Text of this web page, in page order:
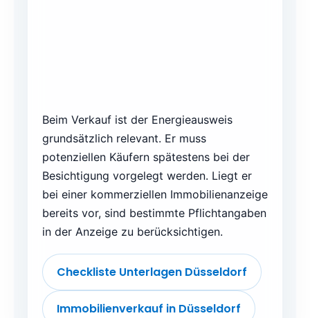
Beim Verkauf ist der Energieausweis
grundsätzlich relevant. Er muss
potenziellen Käufern spätestens bei der
Besichtigung vorgelegt werden. Liegt er
bei einer kommerziellen Immobilienanzeige
bereits vor, sind bestimmte Pflichtangaben
in der Anzeige zu berücksichtigen.
Checkliste Unterlagen Düsseldorf
Immobilienverkauf in Düsseldorf